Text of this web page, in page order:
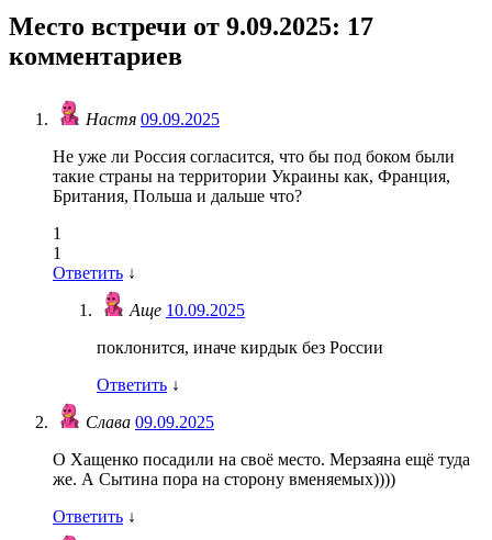
Место встречи от 9.09.2025: 17
комментариев
Настя 09.09.2025
Не уже ли Россия согласится, что бы под боком были
такие страны на территории Украины как, Франция,
Британия, Польша и дальше что?
1
1
Ответить ↓
Аще 10.09.2025
поклонится, иначе кирдык без России
Ответить ↓
Слава 09.09.2025
О Хащенко посадили на своё место. Мерзаяна ещё туда
же. А Сытина пора на сторону вменяемых))))
Ответить ↓